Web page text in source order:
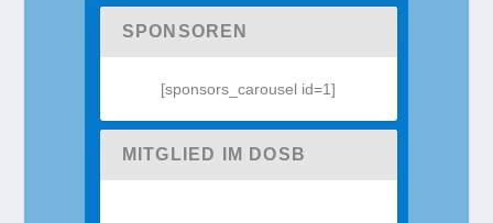
SPONSOREN
[sponsors_carousel id=1]
MITGLIED IM DOSB